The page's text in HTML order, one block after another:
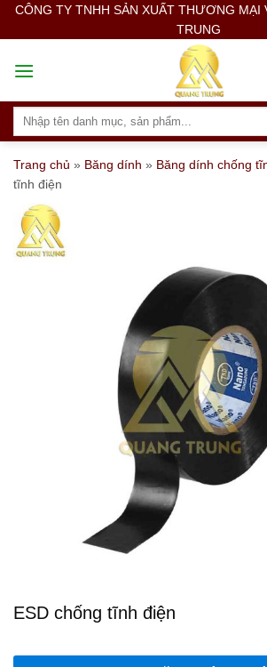
SkipCÔNG TY TNHH SẢN XUẤT THƯƠNG MẠI
TRUNG
Search
Trang chủ » Băng dính » Băng dính chống
tĩnh điện
ESD chống tĩnh điện